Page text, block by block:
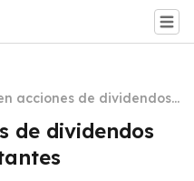
acciones de dividendos
constantes
de dividendos